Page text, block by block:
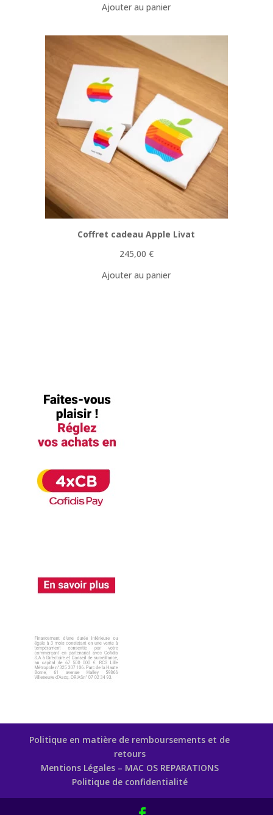
Ajouter au panier
Coffret cadeau Apple Livat
245,00 €
Ajouter au panier
Politique en matière de remboursements et de
retours
Mentions Légales – MAC OS REPARATIONS
Politique de confidentialité